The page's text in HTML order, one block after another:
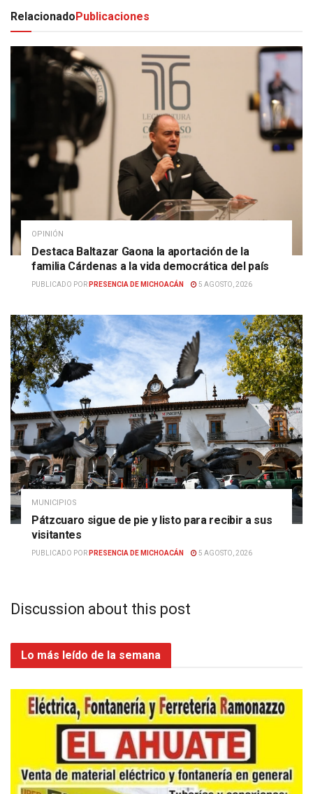
Relacionado Publicaciones
OPINIÓN
Destaca Baltazar Gaona la aportación de la
familia Cárdenas a la vida democrática del país
PUBLICADO POR PRESENCIA DE MICHOACÁN 5 AGOSTO, 2026
MUNICIPIOS
Pátzcuaro sigue de pie y listo para recibir a sus
visitantes
PUBLICADO POR PRESENCIA DE MICHOACÁN 5 AGOSTO, 2026
Discussion about this post
Lo más leído de la semana